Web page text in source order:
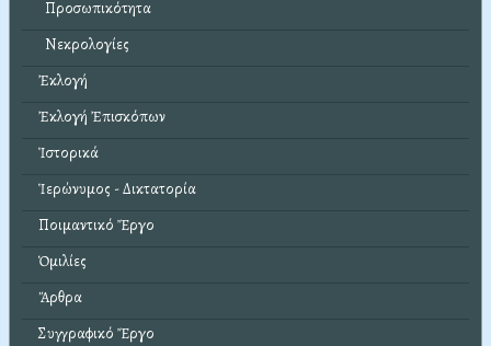
Προσωπικότητα
Νεκρολογίες
Ἐκλογή
Ἐκλογή Ἐπισκόπων
Ἱστορικά
Ἱερώνυμος - Δικτατορία
Ποιμαντικό Ἔργο
Ὁμιλίες
Ἄρθρα
Συγγραφικό Ἔργο